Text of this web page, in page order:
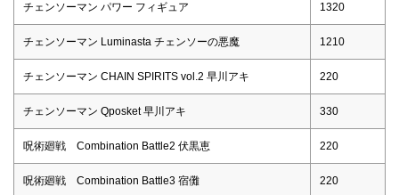
チェンソーマン パワー フィギュア 1320
チェンソーマン Luminasta チェンソーの悪魔 1210
チェンソーマン CHAIN SPIRITS vol.2 早川アキ 220
チェンソーマン Qposket 早川アキ 330
呪術廻戦 Combination Battle2 伏黒恵 220
呪術廻戦 Combination Battle3 宿儺 220